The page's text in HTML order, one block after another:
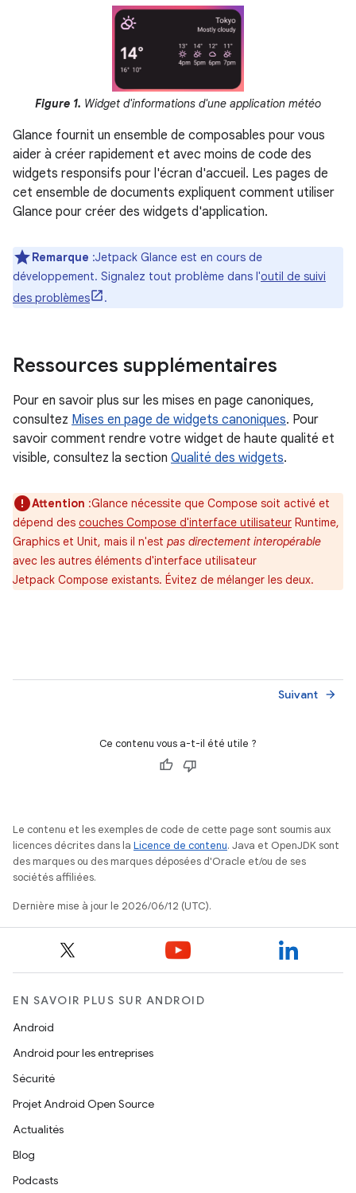
Figure 1. Widget d'informations d'une application météo
Glance fournit un ensemble de composables pour vous
aider à créer rapidement et avec moins de code des
widgets responsifs pour l'écran d'accueil. Les pages de
cet ensemble de documents expliquent comment utiliser
Glance pour créer des widgets d'application.
Remarque :Jetpack Glance est en cours de
développement. Signalez tout problème dans l'outil de suivi
des problèmes
.
Ressources supplémentaires
Pour en savoir plus sur les mises en page canoniques,
consultez Mises en page de widgets canoniques. Pour
savoir comment rendre votre widget de haute qualité et
visible, consultez la section Qualité des widgets.
Attention :Glance nécessite que Compose soit activé et
dépend des couches Compose d'interface utilisateur Runtime,
Graphics et Unit, mais il n'est pas directement interopérable
avec les autres éléments d'interface utilisateur
Jetpack Compose existants. Évitez de mélanger les deux.
Suivant arrow_forward
Ce contenu vous a-t-il été utile ?
Le contenu et les exemples de code de cette page sont soumis aux
licences décrites dans la Licence de contenu. Java et OpenJDK sont
des marques ou des marques déposées d'Oracle et/ou de ses
sociétés affiliées.
Dernière mise à jour le 2026/06/12 (UTC).
EN SAVOIR PLUS SUR ANDROID
Android
Android pour les entreprises
Sécurité
Projet Android Open Source
Actualités
Blog
Podcasts